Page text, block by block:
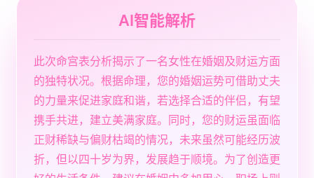
AI智能解析
此次命宫表分析揭示了一名女性在婚姻及财运方面
的独特状况。根据命理，您的婚姻运势可借助丈夫
的力量来促进家庭和谐，若选择合适的伴侣，有望
携手共进，建立美满家庭。同时，您的财运虽面临
正财稀缺与偏财枯竭的情况，未来虽然可能经历波
折，但以四十岁为界，发展趋于顺境。为了创造更